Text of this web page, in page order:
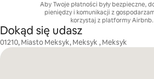
Aby Twoje płatności były bezpieczne,
pieniędzy i komunikacji z
korzystaj z platformy Airbnb.
Dokąd się udasz
01210, Miasto Meksyk, Meksyk , Meksyk